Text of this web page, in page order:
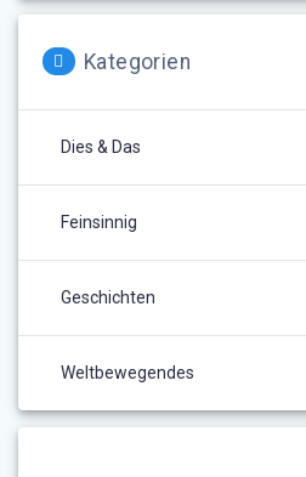
Kategorien
Dies & Das
Feinsinnig
Geschichten
Weltbewegendes